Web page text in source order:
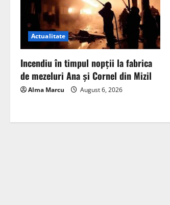
Actualitate
Incendiu în timpul nopții la fabrica
de mezeluri Ana și Cornel din Mizil
Alma Marcu August 6, 2026